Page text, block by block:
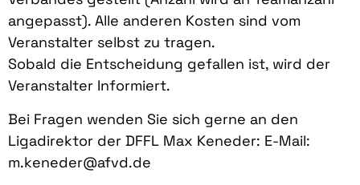
angepasst). Alle anderen Kosten sind vom
Veranstalter selbst zu tragen.
Sobald die Entscheidung gefallen ist, wird der
Veranstalter Informiert.
Bei Fragen wenden Sie sich gerne an den
Ligadirektor der DFFL Max Keneder: E-Mail:
m.keneder@afvd.de